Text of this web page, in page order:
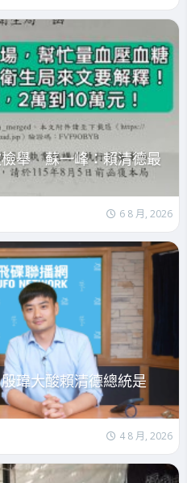
舉 蘇一峰：賴清德最
6 8 月, 2026
瑋大酸賴清德總統是
4 8 月, 2026